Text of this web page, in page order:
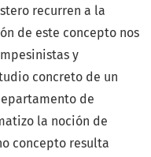
recurren a la
de este concepto nos
y
concreto de un
de
la noción de
concepto resulta